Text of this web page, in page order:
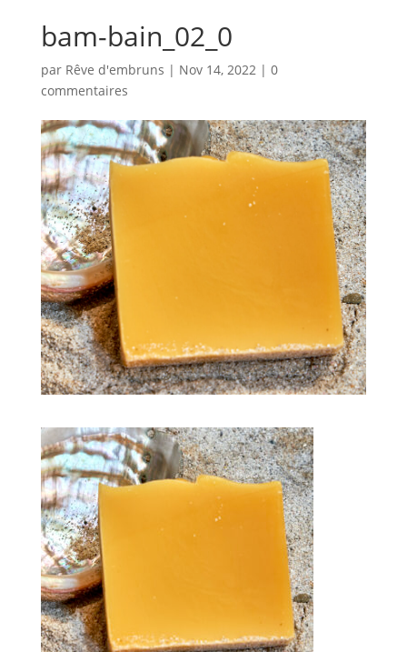
bam-bain_02_0
par Rêve d'embruns | Nov 14, 2022| 0
commentaires